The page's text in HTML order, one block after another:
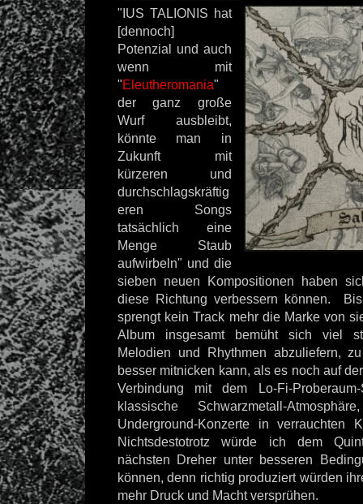
"IUS TALIONIS hat
[dennoch]
Potenzial und auch
wenn mit
"Eleutheromania"
der ganz große
Wurf ausbleibt,
könnte man in
Zukunft mit
kürzeren und
durchschlagskräftig
eren Songs
tatsächlich eine
Menge Staub
aufwirbeln" und die
sieben neuen Kompositionen haben
diese Richtung verbessern können.
sprengt kein Track mehr die Marke von
Album insgesamt bemüht sich viel
Melodien und Rhythmen abzuliefern,
besser mitnicken kann, als es noch auf
Verbindung mit dem Lo-Fi-
klassische Schwarzmetall-
Underground-Konzerte in verrauchten
Nichtsdestotrotz würde ich dem
nächsten Dreher unter besseren
können, denn richtig produziert würden
mehr Druck und Macht versprühen.